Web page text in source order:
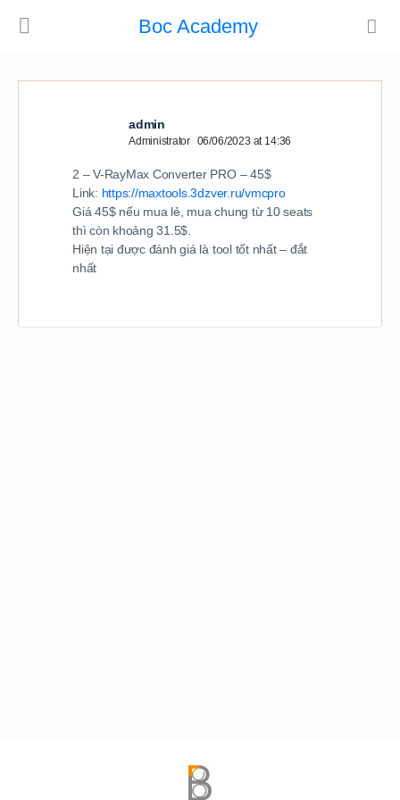
Boc Academy
admin
Administrator 06/06/2023 at 14:36
2 – V-RayMax Converter PRO – 45$
Link: https://maxtools.3dzver.ru/vmcpro
Giá 45$ nếu mua lẻ, mua chung từ 10 seats
thì còn khoảng 31.5$.
Hiện tại được đánh giá là tool tốt nhất – đắt
nhất